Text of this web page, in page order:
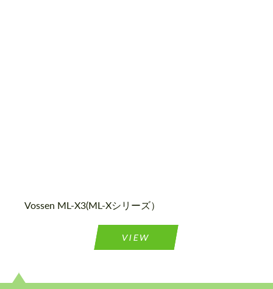
Vossen ML-X3(ML-Xシリーズ）
VIEW
テキストバックを要求する
information for your price request. We will